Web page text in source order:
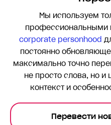
Мы используем
corporate personhood
постоянно
максимально точно
не просто слова, но
контекст и
Перевести